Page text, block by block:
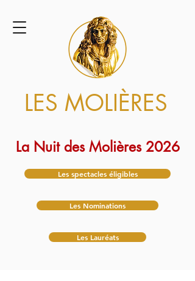
LES MOLIÈRES
La Nuit des Molières 2026
Les spectacles éligibles
Les Nominations
Les Lauréats